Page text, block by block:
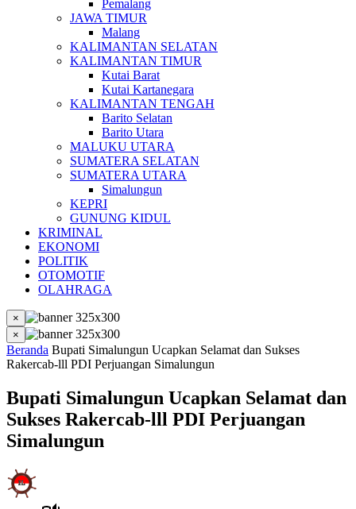
Pemalang
JAWA TIMUR
Malang
KALIMANTAN SELATAN
KALIMANTAN TIMUR
Kutai Barat
Kutai Kartanegara
KALIMANTAN TENGAH
Barito Selatan
Barito Utara
MALUKU UTARA
SUMATERA SELATAN
SUMATERA UTARA
Simalungun
KEPRI
GUNUNG KIDUL
KRIMINAL
EKONOMI
POLITIK
OTOMOTIF
OLAHRAGA
×
×
Beranda Bupati Simalungun Ucapkan Selamat dan Sukses
Rakercab-lll PDI Perjuangan Simalungun
Bupati Simalungun Ucapkan Selamat dan
Sukses Rakercab-lll PDI Perjuangan
Simalungun